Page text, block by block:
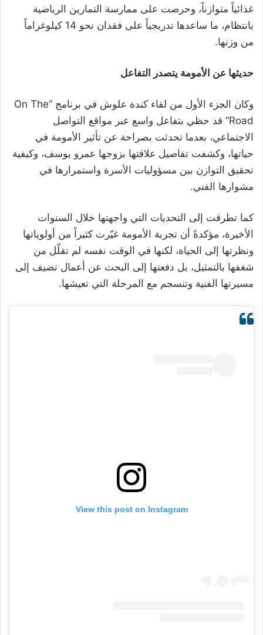
غذائياً متوازناً، وحرصت على ممارسة التمارين الرياضية
بانتظام، ما ساعدها تدريجياً على فقدان نحو 14 كيلوغراماً
من وزنها.
حديثها عن الأمومة يتصدر التفاعل
وكان الجزء الأول من لقاء كندة علوش في برنامج “On The
Road” قد حظي بتفاعل واسع عبر مواقع التواصل
الاجتماعي، بعدما تحدثت بصراحة عن تأثير الأمومة في
حياتها، وكشفت تفاصيل علاقتها بزوجها عمرو يوسف، وكيفية
تحقيق التوازن بين مسؤوليات الأسرة واستمرارها في
مشوارها الفني.
كما تطرقت إلى التحديات التي واجهتها خلال السنوات
الأخيرة، مؤكدةً أن تجربة الأمومة غيّرت كثيراً من أولوياتها
ونظرتها إلى الحياة، لكنها في الوقت نفسه لم تقلّل من
شغفها بالتمثيل، بل دفعتها إلى البحث عن أعمال تضيف إلى
مسيرتها الفنية وتنسجم مع المرحلة التي تعيشها.
View this post on Instagram